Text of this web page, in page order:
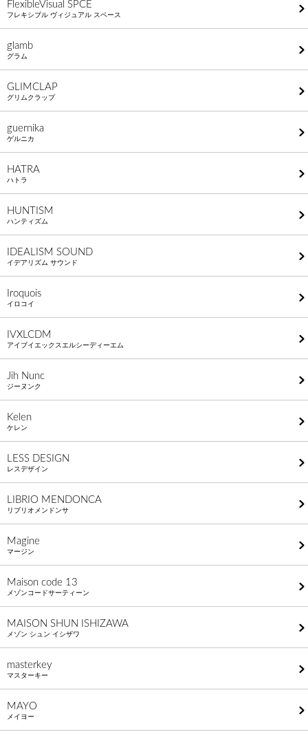
FlexibleVisual SPCE
フレキシブル ヴィジュアル スペース
glamb
グラム
GLIMCLAP
グリムクラップ
guernika
ゲルニカ
HATRA
ハトラ
HUNTISM
ハンティズム
IDEALISM SOUND
イデアリズム サウンド
Iroquois
イロコイ
IVXLCDM
アイブイエックスエルシーディーエム
Jih Nunc
ジーヌンク
Kelen
ケレン
LESS DESIGN
レスデザイン
LIBRIO MENDONCA
リブリオメンドンサ
Magine
マージン
Maison code 13
メゾンコードサーティーン
MAISON SHUN ISHIZAWA
メゾン シュン イシザワ
masterkey
マスターキー
MAYO
メイヨー